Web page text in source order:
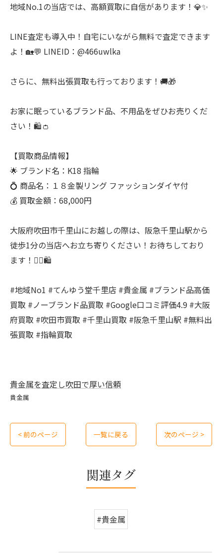
地域No.1の当店では、高額買取に自信があります！💎✨
LINE査定も導入中！自宅にいながら無料で査定できます
よ！🏡💬 LINEID：@466uwlka
さらに、無料出張買取も行っております！🚚🎁
お家に眠っているブランド品、不用品をぜひお売りくだ
さい！🛍️👛
【買取商品情報】
🌟 ブランド名：K18 指輪
💍 商品名：１８金製リング ファッションダイヤ付
💰 買取金額：68,000円
大阪府吹田市千里山にお越しの際は、阪急千里山駅から
徒歩1分の当店へお立ち寄りください！お待ちしており
ます！🚶‍♂️🛍️
#地域No1 #てんゆう堂千里店 #貴金属 #ブランド品高価
買取 #ノーブランド品買取 #Google口コミ評価4.9 #大阪
府買取 #吹田市買取 #千里山買取 #阪急千里山駅 #無料出
張買取 #指輪買取
貴金属を査定し吹田で厚い信頼
貴金属
< 前のページ 一覧に戻る 次のページ >
関連タグ
#貴金属